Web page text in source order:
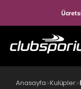
Anasayfa>Kulüpler>